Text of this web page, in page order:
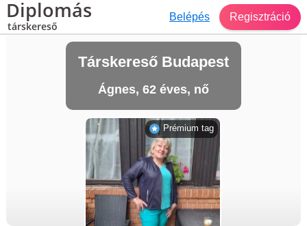
Diplomás
társkereső
Belépés Regisztráció
Társkereső Budapest
Ágnes, 62 éves, nő
Prémium tag